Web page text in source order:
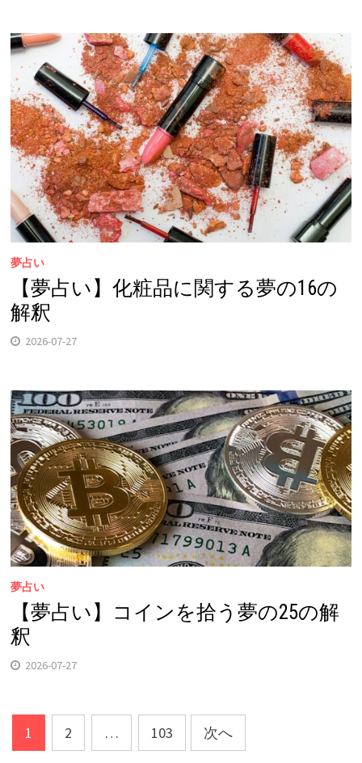
夢占い
【夢占い】化粧品に関する夢の16の
解釈
2026-07-27
夢占い
【夢占い】コインを拾う夢の25の解
釈
2026-07-27
投
1 2 … 103 次へ